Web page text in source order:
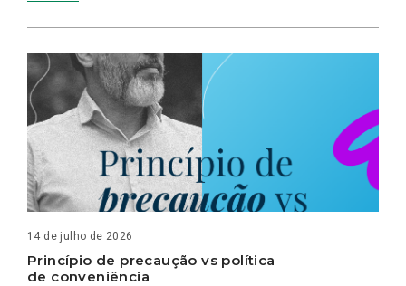
14 de julho de 2026
Princípio de precaução vs política
de conveniência